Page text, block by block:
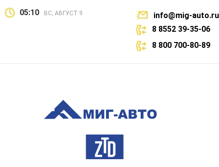
05:10 ВС, АВГУСТ 9
info@mig-auto.ru
8 8552 39-35-06
8 800 700-80-89